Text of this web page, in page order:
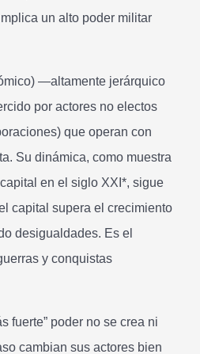
un alto poder militar
—altamente jerárquico
por actores no electos
que operan con
Su dinámica, como muestra
en el siglo XXI*, sigue
capital supera el crecimiento
desigualdades. Es el
y conquistas
fuerte” poder no se crea ni
cambian sus actores bien